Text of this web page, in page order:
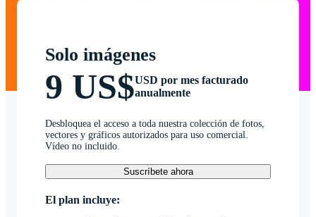
Solo imágenes
9 US$USD por mes facturado
anualmente
Desbloquea el acceso a toda nuestra colección de fotos,
vectores y gráficos autorizados para uso comercial.
Vídeo no incluido.
Suscríbete ahora
El plan incluye: